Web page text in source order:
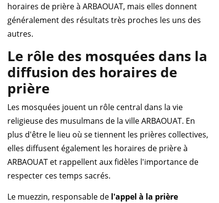
horaires de prière à ARBAOUAT, mais elles donnent
généralement des résultats très proches les uns des
autres.
Le rôle des mosquées dans la
diffusion des horaires de
prière
Les mosquées jouent un rôle central dans la vie
religieuse des musulmans de la ville ARBAOUAT. En
plus d'être le lieu où se tiennent les prières collectives,
elles diffusent également les horaires de prière à
ARBAOUAT et rappellent aux fidèles l'importance de
respecter ces temps sacrés.
Le muezzin, responsable de l'appel à la prière